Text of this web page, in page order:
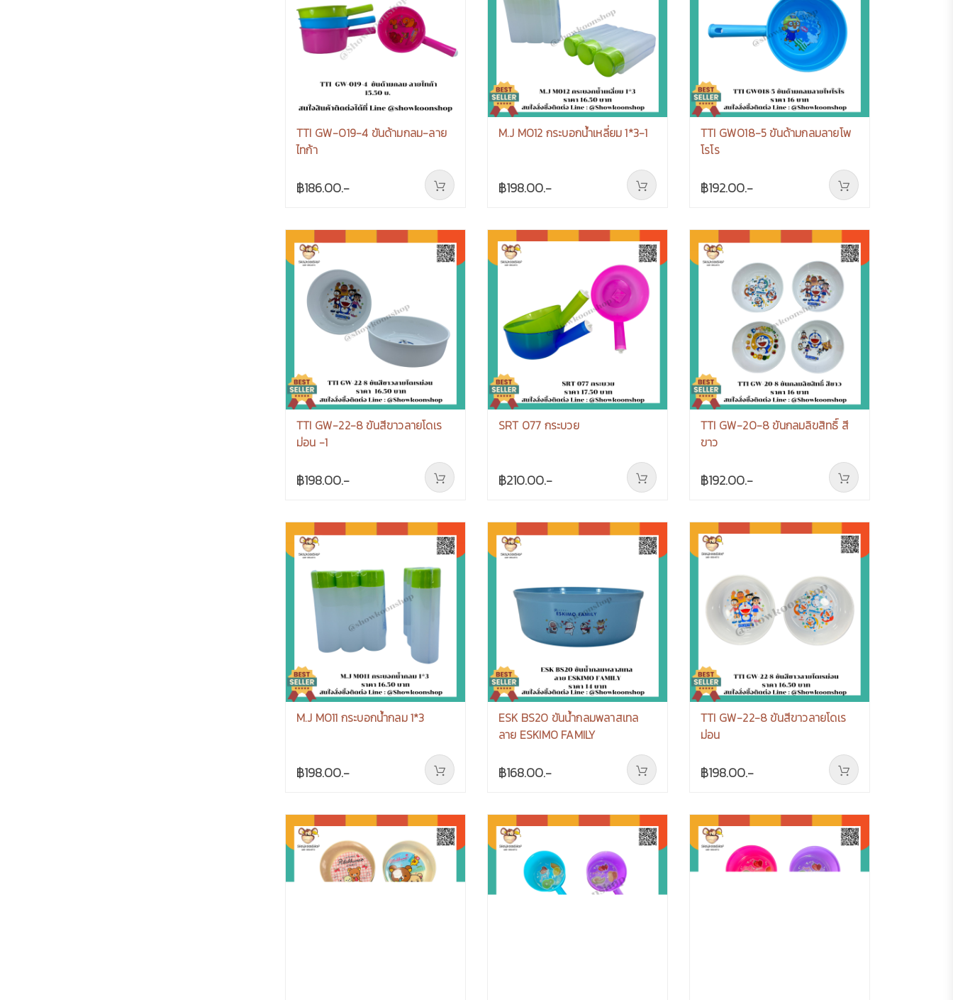
TTI GW-019-4 ขันด้ามกลม-ลาย
ไทก้า
฿186.00.-
M.J M012 กระบอกน้ำเหลี่ยม 1*3-1
฿198.00.-
TTI GW018-5 ขันด้ามกลมลายโพ
โรโร
฿192.00.-
TTI GW-22-8 ขันสีขาวลายโดเร
ม่อน -1
฿198.00.-
SRT 077 กระบวย
฿210.00.-
TTI GW-20-8 ขันกลมลิขสิทธิ์ สี
ขาว
฿192.00.-
M.J M011 กระบอกน้ำกลม 1*3
฿198.00.-
ESK BS20 ขันน้ำกลมพลาสเทล
ลาย ESKIMO FAMILY
฿168.00.-
TTI GW-22-8 ขันสีขาวลายโดเร
ม่อน
฿198.00.-